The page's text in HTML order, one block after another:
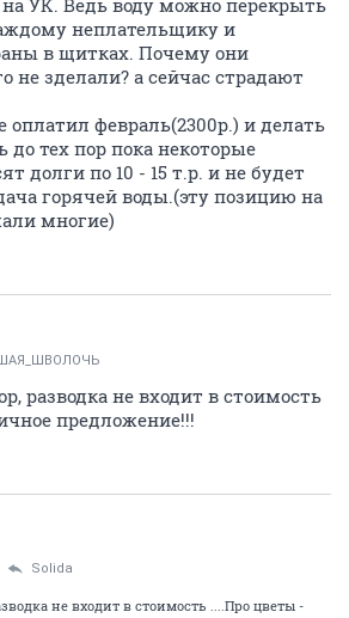
УК. Ведь воду можно перекрыть
неплательщику и
в щитках. Почему они
не зделали? а сейчас страдают
февраль(2300р.) и делать
до тех пор пока некоторые
долги по 10 - 15 т.р. и не будет
горячей воды.(эту позицию на
многие)
разводка не входит в стоимость
предложение!!!
Solida
не входит в стоимость ....Про цветы -